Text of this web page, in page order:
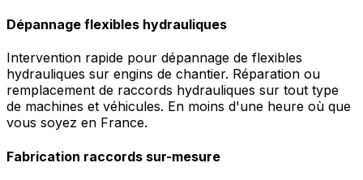
Dépannage flexibles hydrauliques
Intervention rapide pour dépannage de flexibles
hydrauliques sur engins de chantier. Réparation ou
remplacement de raccords hydrauliques sur tout type
de machines et véhicules. En moins d'une heure où que
vous soyez en France.
Fabrication raccords sur-mesure